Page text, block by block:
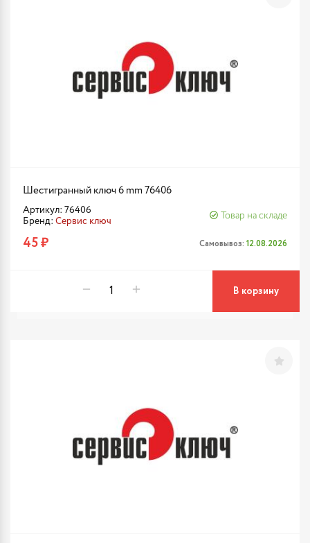
Шестигранный ключ 6 mm 76406
Артикул: 76406
Бренд: Сервис ключ
Товар на складе
45 ₽ Самовывоз: 12.08.2026
В корзину